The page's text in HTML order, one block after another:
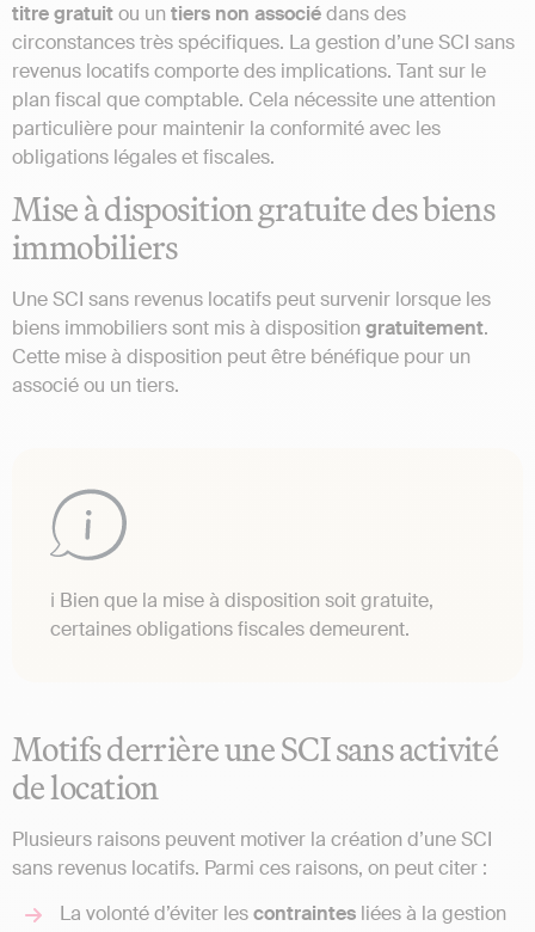
titre gratuitou un tiers non associédans des
circonstances très spécifiques. La gestion d’une SCI sans
revenus locatifs comporte des implications. Tant sur le
plan fiscal que comptable. Cela nécessite une attention
particulière pour maintenir la conformité avec les
obligations légales et fiscales​.
Mise à disposition gratuite des biens
immobiliers
Une SCI sans revenus locatifs peut survenir lorsque les
biens immobiliers sont mis à disposition gratuitement.
Cette mise à disposition peut être bénéfique pour un
associé ou un tiers.
ℹ️ Bien que la mise à disposition soit gratuite,
certaines obligations fiscales demeurent.
Motifs derrière une SCI sans activité
de location
Plusieurs raisons peuvent motiver la création d’une SCI
sans revenus locatifs. Parmi ces raisons, on peut citer :
La volonté d’éviter lescontraintes liées à la gestion